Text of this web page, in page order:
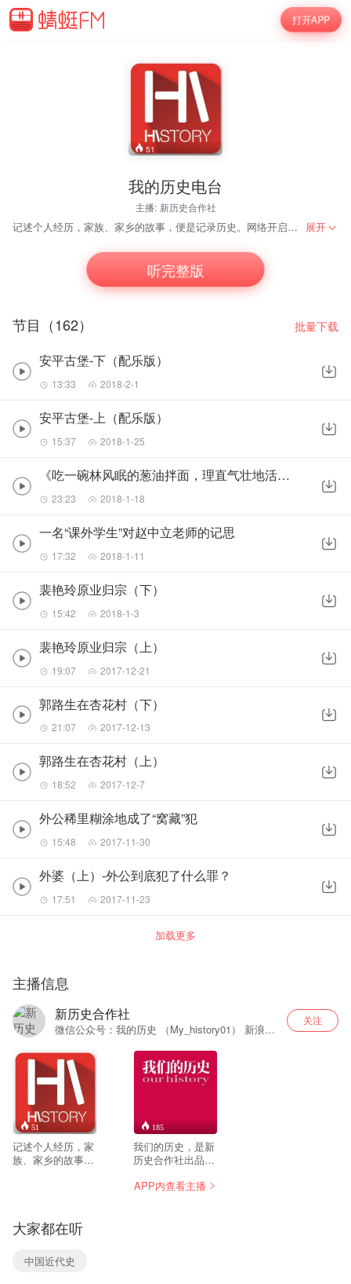
打开APP
51
我的历史电台
主播: 新历史合作社
记述个人经历，家族、家乡的故事，便是记录历史。网络开启了人人可以参与书写历史的时代。新历史合作社发起的“我的历史”应运而生。它是爱好历史阅读及记录者的园地，是听与读非虚构故事的平台。信箱：wodelishi@126.com 展开
听完整版
节目（162） 批量下载
安平古堡-下（配乐版）
13:33 2018-2-1
安平古堡-上（配乐版）
15:37 2018-1-25
《吃一碗林风眠的葱油拌面，理直气壮地活下去》（普通版）
23:23 2018-1-18
一名“课外学生”对赵中立老师的记思
17:32 2018-1-11
裴艳玲原业归宗（下）
15:42 2018-1-3
裴艳玲原业归宗（上）
19:07 2017-12-21
郭路生在杏花村（下）
21:07 2017-12-13
郭路生在杏花村（上）
18:52 2017-12-7
外公稀里糊涂地成了“窝藏”犯
15:48 2017-11-30
外婆（上）-外公到底犯了什么罪？
17:51 2017-11-23
加载更多
主播信息
新历史合作社
微信公众号：我的历史 （My_history01） 新浪微
关注
51
记述个人经历，家
族、家乡的故事，
发起的“我的历
史”应运而生。它是
爱好历史阅读及记
录者的园地，是听
185
我们的历史，是新
历史合作社出品的
合作社产品品牌之
APP内查看主播
大家都在听
中国近代史